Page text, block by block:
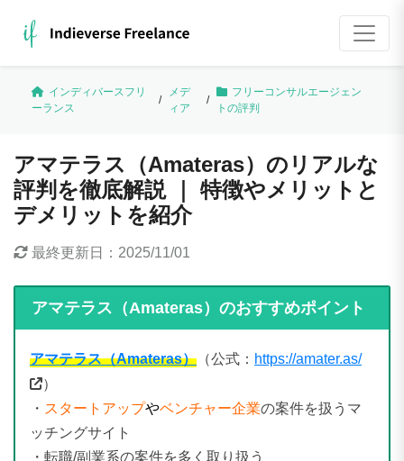
インディバースフリ
ーランス
/
メデ
ィア
/
フリーコンサルエージェン
トの評判
アマテラス（Amateras）のリアルな
評判を徹底解説 ｜ 特徴やメリットと
デメリットを紹介
最終更新日： 2025/11/01
アマテラス（Amateras）のおすすめポイント
アマテラス（Amateras） （公式： https://amater.as/
）
・ スタートアップやベンチャー企業の案件を扱うマ
ッチングサイト
・転職/副業系の案件を多く取り扱う